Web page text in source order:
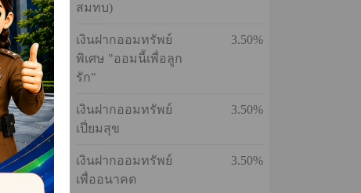
การตอบ
ดือน
พิเศษ
เงินฝากออมทรัพย์
(สมาชิกสมทบ)
2.50%
พิเศษ (สมาชิก
สมทบ)
เงินฝากออมทรัพย์
พิเศษ "ออมนี้เพื่อลูก
3.50%